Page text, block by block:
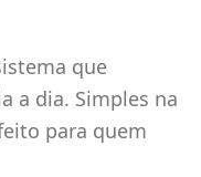
que
a dia. Simples na
para quem